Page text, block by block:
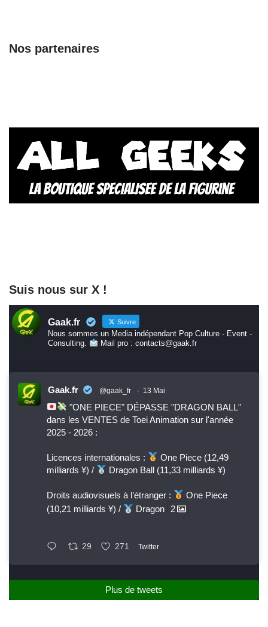
Nos partenaires
Suis nous sur X !
Gaak.fr Suivre
Nous sommes un Media indépendant Pop Culture - Event -
Consulting.
Mail pro : contacts@gaak.fr
Gaak.fr @gaak_fr · 13 Mai
"ONE PIECE" DÉPASSE "DRAGON BALL"
dans les VENTES de Toei Animation sur l'année
2025 - 2026 :
Licences internationales :
One Piece (12,49
milliards ¥) /
Dragon Ball (11,33 milliards ¥)
Droits audiovisuels à l’étranger :
One Piece
(10,21 milliards ¥) /
Dragon 2
29 271 Twitter
Plus de tweets